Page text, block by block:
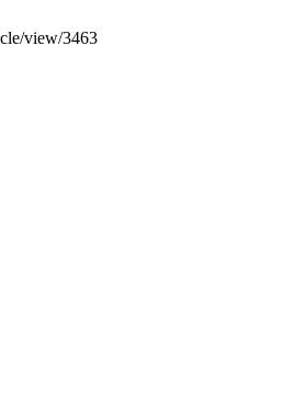
view/3463